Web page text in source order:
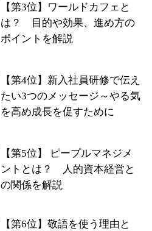
【第3位】ワールドカフェと
は？ 目的や効果、進め方の
ポイントを解説
【第4位】新入社員研修で伝え
たい3つのメッセージ～やる気
を高め成長を促すために
【第5位】 ピープルマネジメ
ントとは？ 人的資本経営と
の関係を解説
【第6位】敬語を使う理由と